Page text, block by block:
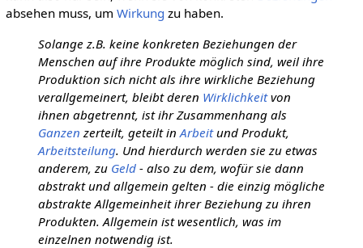
absehen muss, um Wirkung zu haben.
Solange z.B. keine konkreten Beziehungen der
Menschen auf ihre Produkte möglich sind, weil ihre
Produktion sich nicht als ihre wirkliche Beziehung
verallgemeinert, bleibt deren Wirklichkeitvon
ihnen abgetrennt, ist ihr Zusammenhang als
Ganzen zerteilt, geteilt in Arbeitund Produkt,
Arbeitsteilung. Und hierdurch werden sie zu etwas
anderem, zu Geld- also zu dem, wofür sie dann
abstrakt und allgemein gelten - die einzig mögliche
abstrakte Allgemeinheit ihrer Beziehung zu ihren
Produkten. Allgemein ist wesentlich, was im
einzelnen notwendig ist.